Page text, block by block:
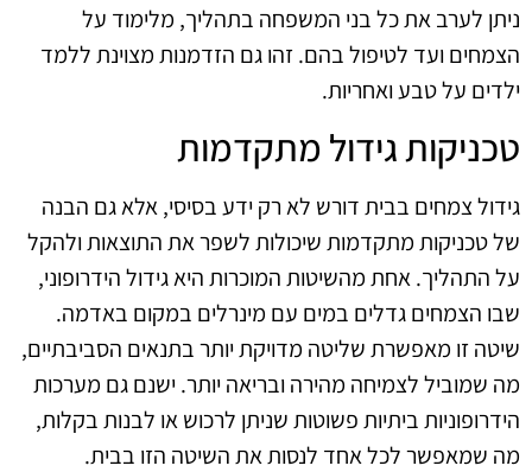
ניתן לערב את כל בני המשפחה בתהליך, מלימוד על
הצמחים ועד לטיפול בהם. זהו גם הזדמנות מצוינת ללמד
ילדים על טבע ואחריות.
טכניקות גידול מתקדמות
גידול צמחים בבית דורש לא רק ידע בסיסי, אלא גם הבנה
של טכניקות מתקדמות שיכולות לשפר את התוצאות ולהקל
על התהליך. אחת מהשיטות המוכרות היא גידול הידרופוני,
שבו הצמחים גדלים במים עם מינרלים במקום באדמה.
שיטה זו מאפשרת שליטה מדויקת יותר בתנאים הסביבתיים,
מה שמוביל לצמיחה מהירה ובריאה יותר. ישנם גם מערכות
הידרופוניות ביתיות פשוטות שניתן לרכוש או לבנות בקלות,
מה שמאפשר לכל אחד לנסות את השיטה הזו בבית.